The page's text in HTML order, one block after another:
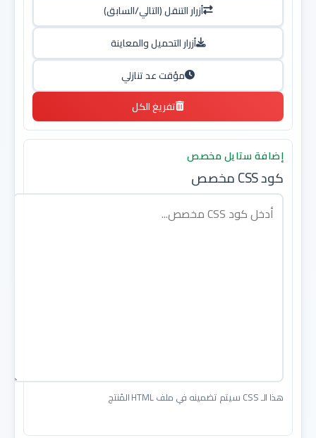
أزرار التنقل (التالي/السابق)
أزرار التحميل والمعاينة
مؤقت عد تنازلي
تفريغ الكل
إضافة ستايل مخصص
كود CSS مخصص
هذا الـ CSS سيتم تضمينه في ملف HTML المُنتج